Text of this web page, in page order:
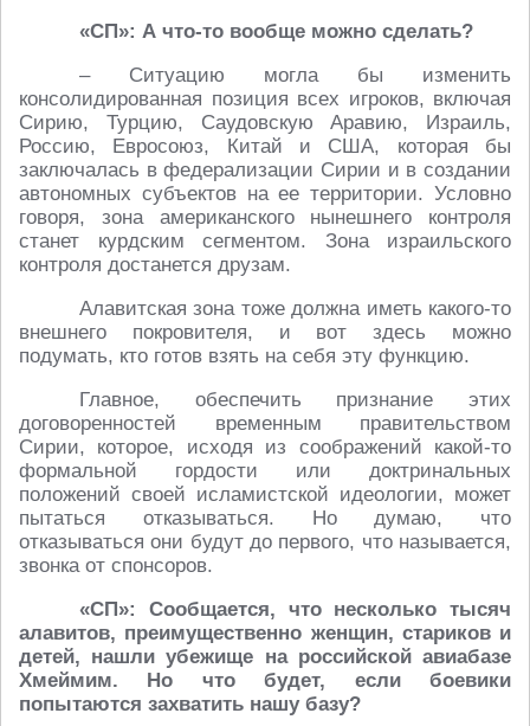
«СП»: А что-то вообще можно сделать?
– Ситуацию могла бы изменить
консолидированная позиция всех игроков, включая
Сирию, Турцию, Саудовскую Аравию, Израиль,
Россию, Евросоюз, Китай и США, которая бы
заключалась в федерализации Сирии и в создании
автономных субъектов на ее территории. Условно
говоря, зона американского нынешнего контроля
станет курдским сегментом. Зона израильского
контроля достанется друзам.
Алавитская зона тоже должна иметь какого-то
внешнего покровителя, и вот здесь можно
подумать, кто готов взять на себя эту функцию.
Главное, обеспечить признание этих
договоренностей временным правительством
Сирии, которое, исходя из соображений какой-то
формальной гордости или доктринальных
положений своей исламистской идеологии, может
пытаться отказываться. Но думаю, что
отказываться они будут до первого, что называется,
звонка от спонсоров.
«СП»: Сообщается, что несколько тысяч
алавитов, преимущественно женщин, стариков и
детей, нашли убежище на российской авиабазе
Хмеймим. Но что будет, если боевики
попытаются захватить нашу базу?